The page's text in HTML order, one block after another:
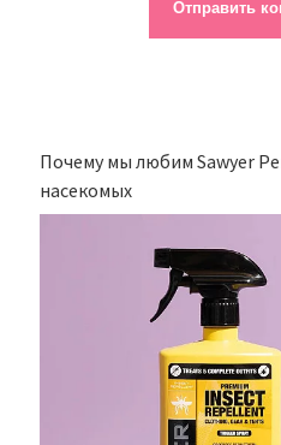
Почему мы любим Sawyer
насекомых